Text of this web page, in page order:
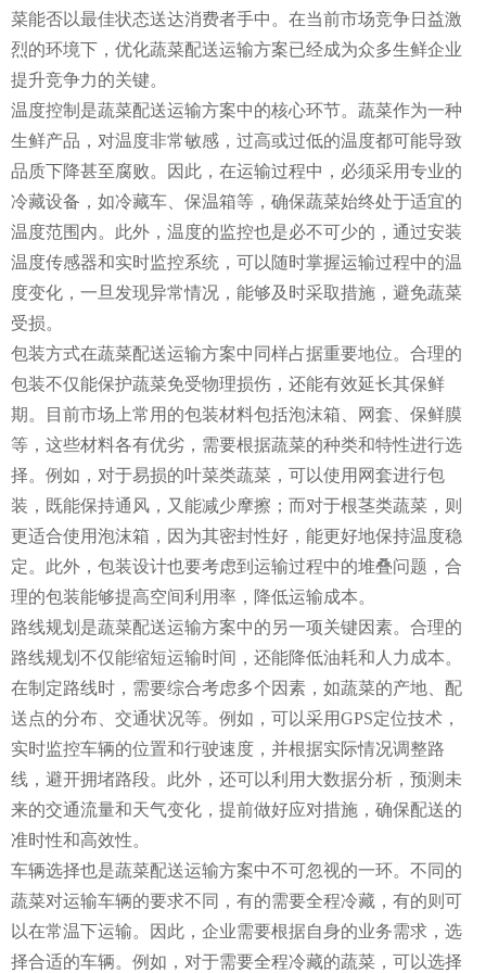
菜能否以最佳状态送达消费者手中。在当前市场竞争日益激
烈的环境下，优化蔬菜配送运输方案已经成为众多生鲜企业
提升竞争力的关键。
温度控制是蔬菜配送运输方案中的核心环节。蔬菜作为一种
生鲜产品，对温度非常敏感，过高或过低的温度都可能导致
品质下降甚至腐败。因此，在运输过程中，必须采用专业的
冷藏设备，如冷藏车、保温箱等，确保蔬菜始终处于适宜的
温度范围内。此外，温度的监控也是必不可少的，通过安装
温度传感器和实时监控系统，可以随时掌握运输过程中的温
度变化，一旦发现异常情况，能够及时采取措施，避免蔬菜
受损。
包装方式在蔬菜配送运输方案中同样占据重要地位。合理的
包装不仅能保护蔬菜免受物理损伤，还能有效延长其保鲜
期。目前市场上常用的包装材料包括泡沫箱、网套、保鲜膜
等，这些材料各有优劣，需要根据蔬菜的种类和特性进行选
择。例如，对于易损的叶菜类蔬菜，可以使用网套进行包
装，既能保持通风，又能减少摩擦；而对于根茎类蔬菜，则
更适合使用泡沫箱，因为其密封性好，能更好地保持温度稳
定。此外，包装设计也要考虑到运输过程中的堆叠问题，合
理的包装能够提高空间利用率，降低运输成本。
路线规划是蔬菜配送运输方案中的另一项关键因素。合理的
路线规划不仅能缩短运输时间，还能降低油耗和人力成本。
在制定路线时，需要综合考虑多个因素，如蔬菜的产地、配
送点的分布、交通状况等。例如，可以采用GPS定位技术，
实时监控车辆的位置和行驶速度，并根据实际情况调整路
线，避开拥堵路段。此外，还可以利用大数据分析，预测未
来的交通流量和天气变化，提前做好应对措施，确保配送的
准时性和高效性。
车辆选择也是蔬菜配送运输方案中不可忽视的一环。不同的
蔬菜对运输车辆的要求不同，有的需要全程冷藏，有的则可
以在常温下运输。因此，企业需要根据自身的业务需求，选
择合适的车辆。例如，对于需要全程冷藏的蔬菜，可以选择